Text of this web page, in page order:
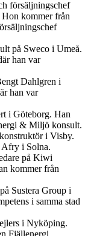
försäljningschef
Hon kommer från
på Sweco i Umeå.
han var
Dahlgren i
han var
i Göteborg. Han
& Miljö konsult.
i Visby.
Afry i Solna.
på Kiwi
kommer från
Sustera Group i
i samma stad
i Nyköping.
Fjällenergi.